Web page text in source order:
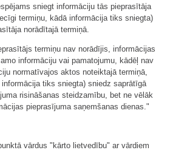
sniegt informāciju tās pieprasītāja
termiņu, kādā informācija tiks sniegta)
norādītajā termiņā.
termiņu nav norādījis, informācijas
informāciju vai pamatojumu, kādēļ nav
normatīvajos aktos noteiktajā termiņā,
tiks sniegta) sniedz saprātīgā
risināšanas steidzamību, bet ne vēlāk
pieprasījuma saņemšanas dienas."
vārdus "kārto lietvedību" ar vārdiem